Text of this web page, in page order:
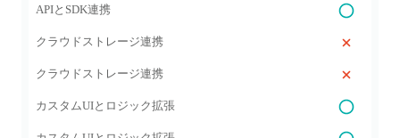
APIとSDK連携
クラウドストレージ連携
クラウドストレージ連携
カスタムUIとロジック拡張